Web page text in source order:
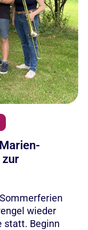
wieder
statt. Beginn